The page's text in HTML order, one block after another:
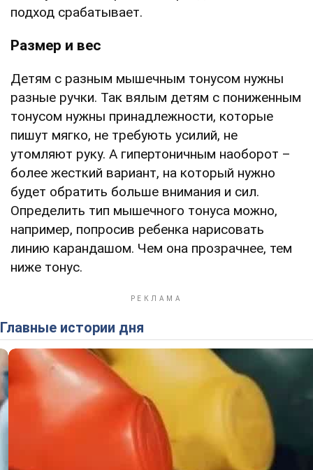
подход срабатывает.
Размер и вес
Детям с разным мышечным тонусом нужны
разные ручки. Так вялым детям с пониженным
тонусом нужны принадлежности, которые
пишут мягко, не требують усилий, не
утомляют руку. А гипертоничным наоборот –
более жесткий вариант, на который нужно
будет обратить больше внимания и сил.
Определить тип мышечного тонуса можно,
например, попросив ребенка нарисовать
линию карандашом. Чем она прозрачнее, тем
ниже тонус.
Главные истории дня